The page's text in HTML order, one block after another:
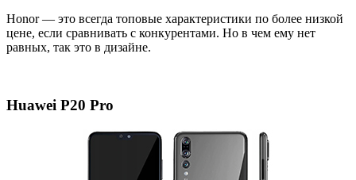
Honor — это всегда топовые характеристики по более низкой
цене, если сравнивать с конкурентами. Но в чем ему нет
равных, так это в дизайне.
Huawei P20 Pro